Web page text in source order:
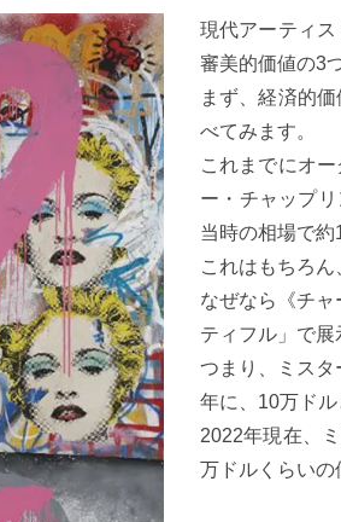
現代アーティス
審美的価値の3
まず、経済的
べてみます。
これまでにオ
ー・チャップ
当時の相場で約
これはもちろ
なぜなら《チ
ティフル」で展
つまり、ミス
年に、10万ドル
2022年現在、
万ドルくらいの